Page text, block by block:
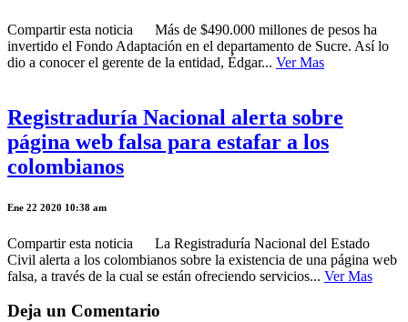
Compartir esta noticia Más de $490.000 millones de pesos ha
invertido el Fondo Adaptación en el departamento de Sucre. Así lo
dio a conocer el gerente de la entidad, Édgar... Ver Mas
Registraduría Nacional alerta sobre
página web falsa para estafar a los
colombianos
Ene 22 2020 10:38 am
Compartir esta noticia La Registraduría Nacional del Estado
Civil alerta a los colombianos sobre la existencia de una página web
falsa, a través de la cual se están ofreciendo servicios... Ver Mas
Deja un Comentario